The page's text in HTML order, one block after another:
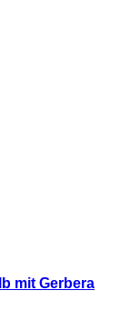
mit Gerbera